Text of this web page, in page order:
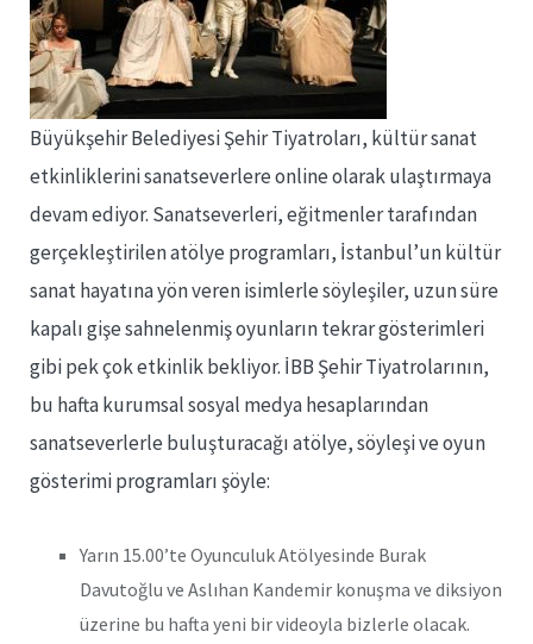
Büyükşehir Belediyesi Şehir Tiyatroları, kültür sanat
etkinliklerini sanatseverlere online olarak ulaştırmaya
devam ediyor. Sanatseverleri, eğitmenler tarafından
gerçekleştirilen atölye programları, İstanbul’un kültür
sanat hayatına yön veren isimlerle söyleşiler, uzun süre
kapalı gişe sahnelenmiş oyunların tekrar gösterimleri
gibi pek çok etkinlik bekliyor. İBB Şehir Tiyatrolarının,
bu hafta kurumsal sosyal medya hesaplarından
sanatseverlerle buluşturacağı atölye, söyleşi ve oyun
gösterimi programları şöyle:
Yarın 15.00’te Oyunculuk Atölyesinde Burak
Davutoğlu ve Aslıhan Kandemir konuşma ve diksiyon
üzerine bu hafta yeni bir videoyla bizlerle olacak.